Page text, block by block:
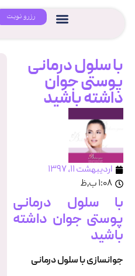
رزرو نوبت
با سلول درمانی
پوستی جوان
داشته باشید
اردیبهشت ۱۱, ۱۳۹۷
۱:۰۸ ب٫ظ
با سلول درمانی
پوستی جوان داشته
باشید
جوانسازی با سلول درمانی